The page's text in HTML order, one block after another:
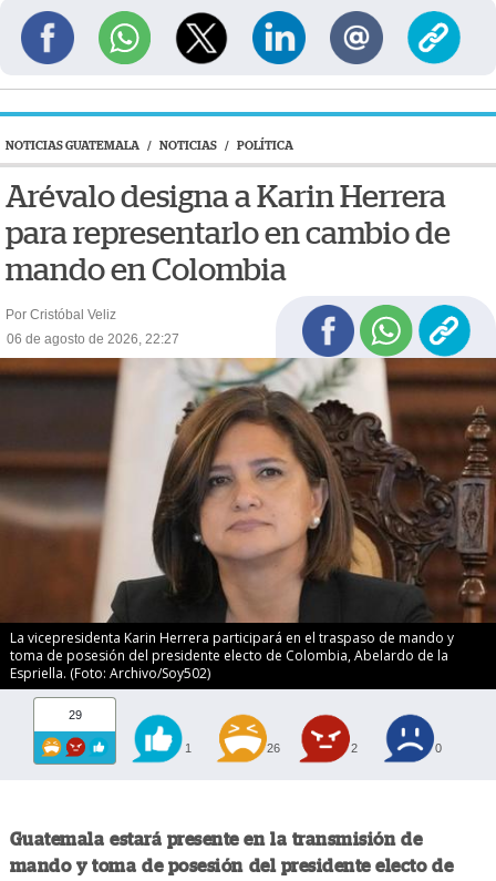
NOTICIAS GUATEMALA / NOTICIAS / POLÍTICA
Arévalo designa a Karin Herrera
para representarlo en cambio de
mando en Colombia
Por Cristóbal Veliz
06 de agosto de 2026, 22:27
La vicepresidenta Karin Herrera participará en el traspaso de mando y
toma de posesión del presidente electo de Colombia, Abelardo de la
Espriella. (Foto: Archivo/Soy502)
29
1 26 2 0
Guatemala estará presente en la transmisión de
mando y toma de posesión del presidente electo de